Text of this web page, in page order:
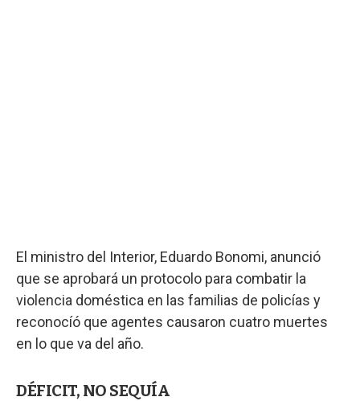
El ministro del Interior, Eduardo Bonomi, anunció
que se aprobará un protocolo para combatir la
violencia doméstica en las familias de policías y
reconocíó que agentes causaron cuatro muertes
en lo que va del año.
DÉFICIT, NO SEQUÍA